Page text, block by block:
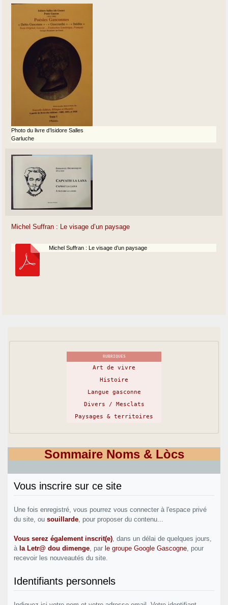
Photo du livre d’Isidore Salles
Garluche
Michel Suffran : Le visage d’un paysage
Michel Suffran : Le visage d’un paysage
RUBRIQUES
Art de vivre
Histoire
Langue gasconne
Divers / Mesclats
Paysages & territoires
Sommaire Noms & Lòcs
Vous inscrire sur ce site
Une fois enregistré, vous pourrez vous connecter à l'espace privé
du site, ou souillarde , pour proposer du contenu...
Vous serez également inscrit(e) , dans un délai de quelques jours,
à la Letr@ dou dimenge , par le groupe Google Gascogne , pour
recevoir les nouveautés du site.
Identifiants personnels